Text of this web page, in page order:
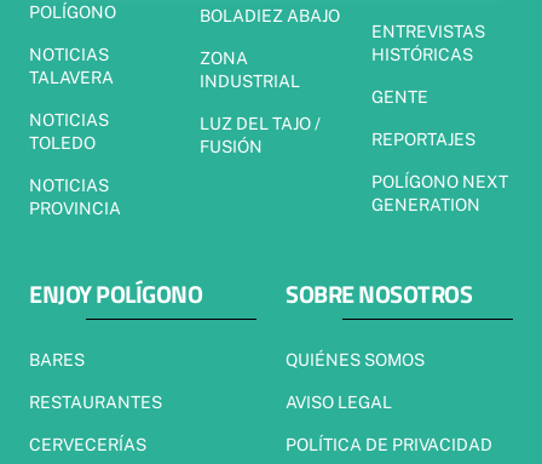
POLÍGONO
NOTICIAS
TALAVERA
NOTICIAS
TOLEDO
NOTICIAS
PROVINCIA
BOLADIEZ ABAJO
ZONA
INDUSTRIAL
LUZ DEL TAJO /
FUSIÓN
ENTREVISTAS
HISTÓRICAS
GENTE
REPORTAJES
POLÍGONO NEXT
GENERATION
ENJOY POLÍGONO
BARES
RESTAURANTES
CERVECERÍAS
SOBRE NOSOTROS
QUIÉNES SOMOS
AVISO LEGAL
POLÍTICA DE PRIVACIDAD